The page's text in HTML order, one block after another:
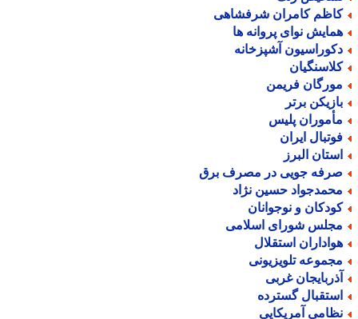
کامران شرفشاهی
نوای پروانه ها
آشپزخانه
فریمن
برتر
پلیس
ایران
البرز
جویی در مصرف برق
حسین نژاد
و نوجوانان
شورای اسلامی
استقلال
تلویزیونی
غربی
گسترده
آمریکایی